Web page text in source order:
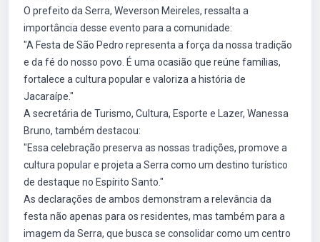
O prefeito da Serra, Weverson Meireles, ressalta a
importância desse evento para a comunidade:
"A Festa de São Pedro representa a força da nossa tradição
e da fé do nosso povo. É uma ocasião que reúne famílias,
fortalece a cultura popular e valoriza a história de
Jacaraípe."
A secretária de Turismo, Cultura, Esporte e Lazer, Wanessa
Bruno, também destacou:
"Essa celebração preserva as nossas tradições, promove a
cultura popular e projeta a Serra como um destino turístico
de destaque no Espírito Santo."
As declarações de ambos demonstram a relevância da
festa não apenas para os residentes, mas também para a
imagem da Serra, que busca se consolidar como um centro